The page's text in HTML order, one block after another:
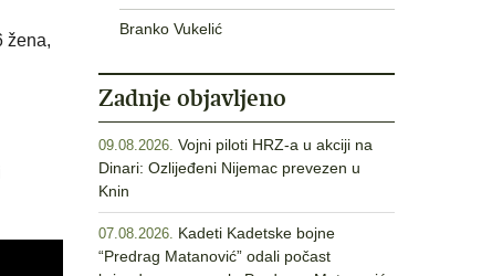
žena,
Branko Vukelić
Zadnje objavljeno
09.08.2026. Vojni piloti HRZ-a u akciji na
Dinari: Ozlijeđeni Nijemac prevezen u
Knin
07.08.2026.
Kadeti Kadetske bojne
“Predrag Matanović” odali počast